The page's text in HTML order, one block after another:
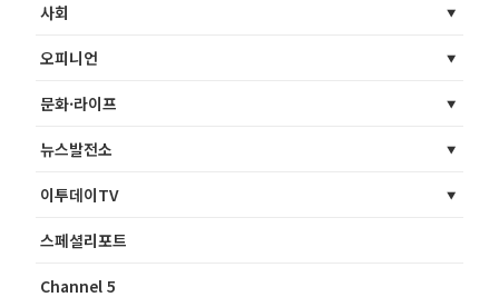
사회
오피니언
문화·라이프
뉴스발전소
이투데이TV
스페셜리포트
Channel 5